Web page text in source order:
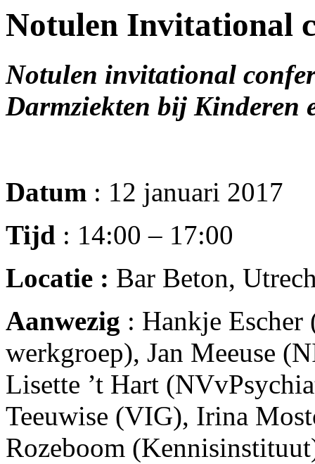
Notulen Invitational
Notulen invitational
Darmziekten bij Kinderen
Datum : 12 januari 2017
Tijd : 14:00 – 17:00
Locatie : Bar Beton,
Aanwezig : Hankje
werkgroep), Jan Meeuse
Lisette ’t Hart
Teeuwise (VIG), Irina
Rozeboom